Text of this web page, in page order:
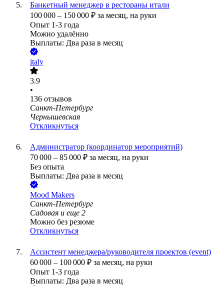
Банкетный менеджер в рестораны итали
100 000 – 150 000 ₽ за месяц, на руки
Опыт 1-3 года
Можно удалённо
Выплаты: Два раза в месяц
italy
3.9
•
136 отзывов
Санкт-Петербург
Чернышевская
Откликнуться
Администратор (координатор мероприятий)
70 000 – 85 000 ₽ за месяц, на руки
Без опыта
Выплаты: Два раза в месяц
Mood Makers
Санкт-Петербург
Садовая и еще 2
Можно без резюме
Откликнуться
Ассистент менеджера/руководителя проектов (event)
60 000 – 100 000 ₽ за месяц, на руки
Опыт 1-3 года
Выплаты: Два раза в месяц